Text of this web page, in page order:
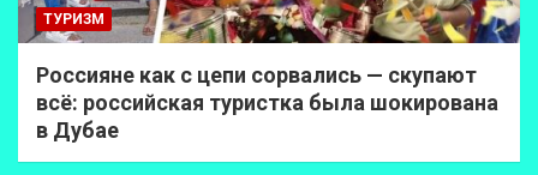
ТУРИЗМ
Россияне как с цепи сорвались — скупают
всё: российская туристка была шокирована
в Дубае